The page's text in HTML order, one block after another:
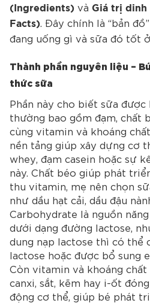
(Ingredients)và Giá trị
Facts). Đây chính là “bản
đang uống gì và sữa đó tốt
Thành phần nguyên liệu –
thức sữa
Phần này cho biết sữa
thường bao gồm đạm, chất
cùng vitamin và khoáng
nền tảng giúp xây dựng cơ
whey, đạm casein hoặc sự
này. Chất béo giúp phát
thu vitamin, mẹ nên chọn
như dầu hạt cải, dầu đậu
Carbohydrate là nguồn
dưới dạng đường lactose,
dung nạp lactose thì có thể
lactose hoặc được bổ sung
Còn vitamin và khoáng chất
canxi, sắt, kẽm hay i-ốt
động cơ thể, giúp bé phát